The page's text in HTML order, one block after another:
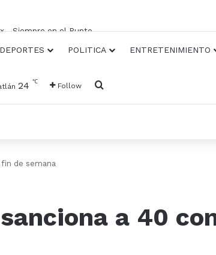
DEPORTES POLITICA ENTRETENIMIENTO
24 ℃ Follow
de semana
a 40